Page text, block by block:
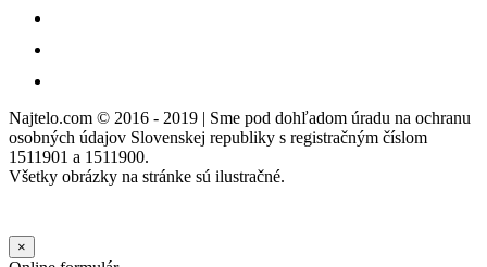
Najtelo.com © 2016 - 2019 | Sme pod dohľadom úradu na ochranu
osobných údajov Slovenskej republiky s registračným číslom
1511901 a 1511900.
Všetky obrázky na stránke sú ilustračné.
×